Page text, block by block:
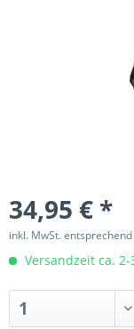
34,95 € *
inkl. MwSt.
Versandzeit ca.